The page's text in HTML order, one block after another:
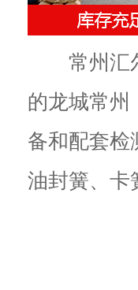
常州汇尔
的龙城常州
备和配套检
油封簧、卡